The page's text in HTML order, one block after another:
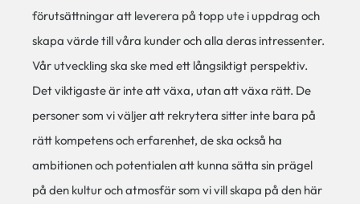
förutsättningar att leverera på topp ute i uppdrag och
skapa värde till våra kunder och alla deras intressenter.
Vår utveckling ska ske med ett långsiktigt perspektiv.
Det viktigaste är inte att växa, utan att växa rätt. De
personer som vi väljer att rekrytera sitter inte bara på
rätt kompetens och erfarenhet, de ska också ha
ambitionen och potentialen att kunna sätta sin prägel
på den kultur och atmosfär som vi vill skapa på den här